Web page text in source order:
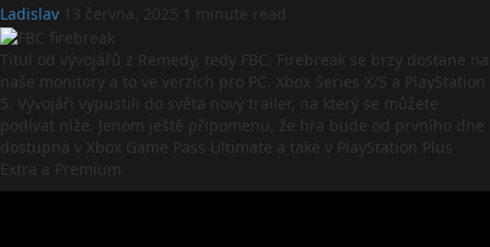
Ladislav 13 června, 2025 1 minute read
Titul od vývojářů z Remedy, tedy FBC: Firebreak se brzy dostane na
naše monitory a to ve verzích pro PC, Xbox Series X/S a PlayStation
5. Vývojáři vypustili do světa nový trailer, na který se můžete
podívat níže. Jenom ještě připomenu, že hra bude od prvního dne
dostupná v Xbox Game Pass Ultimate a také v PlayStation Plus
Extra a Premium.